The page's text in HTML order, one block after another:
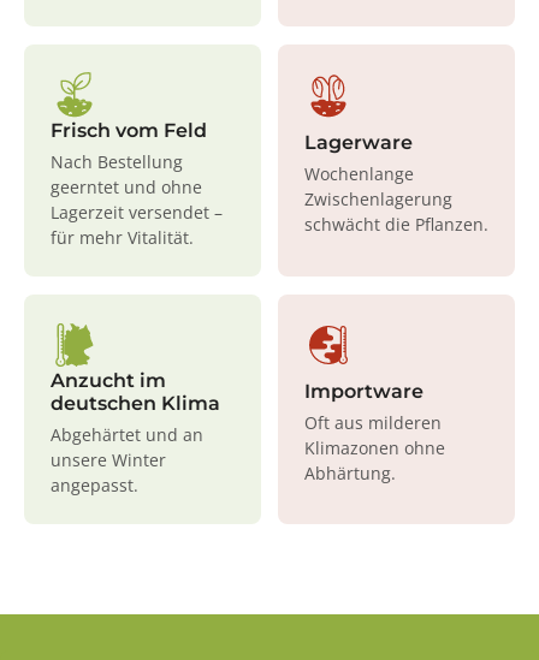
Frisch vom Feld
Nach Bestellung
geerntet und ohne
Lagerzeit versendet –
für mehr Vitalität.
Lagerware
Wochenlange
Zwischenlagerung
schwächt die Pflanzen.
Anzucht im
deutschen Klima
Abgehärtet und an
unsere Winter
angepasst.
Importware
Oft aus milderen
Klimazonen ohne
Abhärtung.